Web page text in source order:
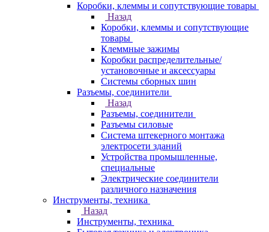
Коробки, клеммы и сопутствующие товары
Назад
Коробки, клеммы и сопутствующие
товары
Клеммные зажимы
Коробки распределительные/
установочные и аксессуары
Системы сборных шин
Разъемы, соединители
Назад
Разъемы, соединители
Разъемы силовые
Система штекерного монтажа
электросети зданий
Устройства промышленные,
специальные
Электрические соединители
различного назначения
Инструменты, техника
Назад
Инструменты, техника